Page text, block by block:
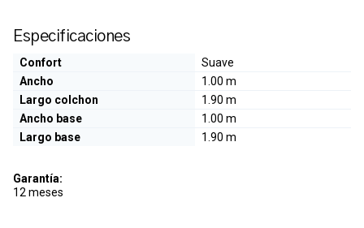
Especificaciones
Confort
Suave
Ancho
1.00 m
Largo colchon
1.90 m
Ancho base
1.00 m
Largo base
1.90 m
Garantía:
12 meses